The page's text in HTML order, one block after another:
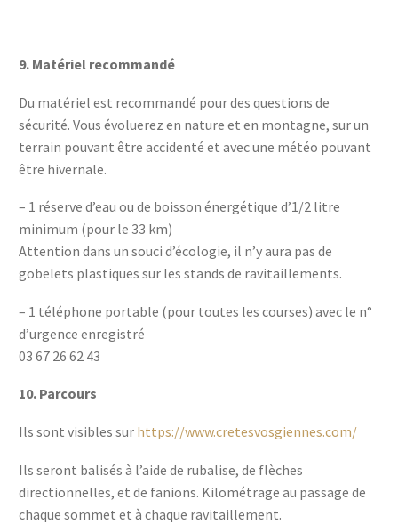
9. Matériel recommandé
Du matériel est recommandé pour des questions de
sécurité. Vous évoluerez en nature et en montagne, sur un
terrain pouvant être accidenté et avec une météo pouvant
être hivernale.
– 1 réserve d’eau ou de boisson énergétique d’1/2 litre
minimum (pour le 33 km)
Attention dans un souci d’écologie, il n’y aura pas de
gobelets plastiques sur les stands de ravitaillements.
– 1 téléphone portable (pour toutes les courses) avec le n°
d’urgence enregistré
03 67 26 62 43
10. Parcours
Ils sont visibles sur https://www.cretesvosgiennes.com/
Ils seront balisés à l’aide de rubalise, de flèches
directionnelles, et de fanions. Kilométrage au passage de
chaque sommet et à chaque ravitaillement.